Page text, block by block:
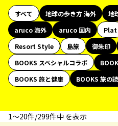
すべて 地球の歩き方 海外
地
aruco 海外
aruco 国内 Plat
Resort Style
島旅 御朱印
BOOKS スペシャルコラボ
BOOKS 旅と健康
BOOKS 旅の
1〜20件/299件中 を表示